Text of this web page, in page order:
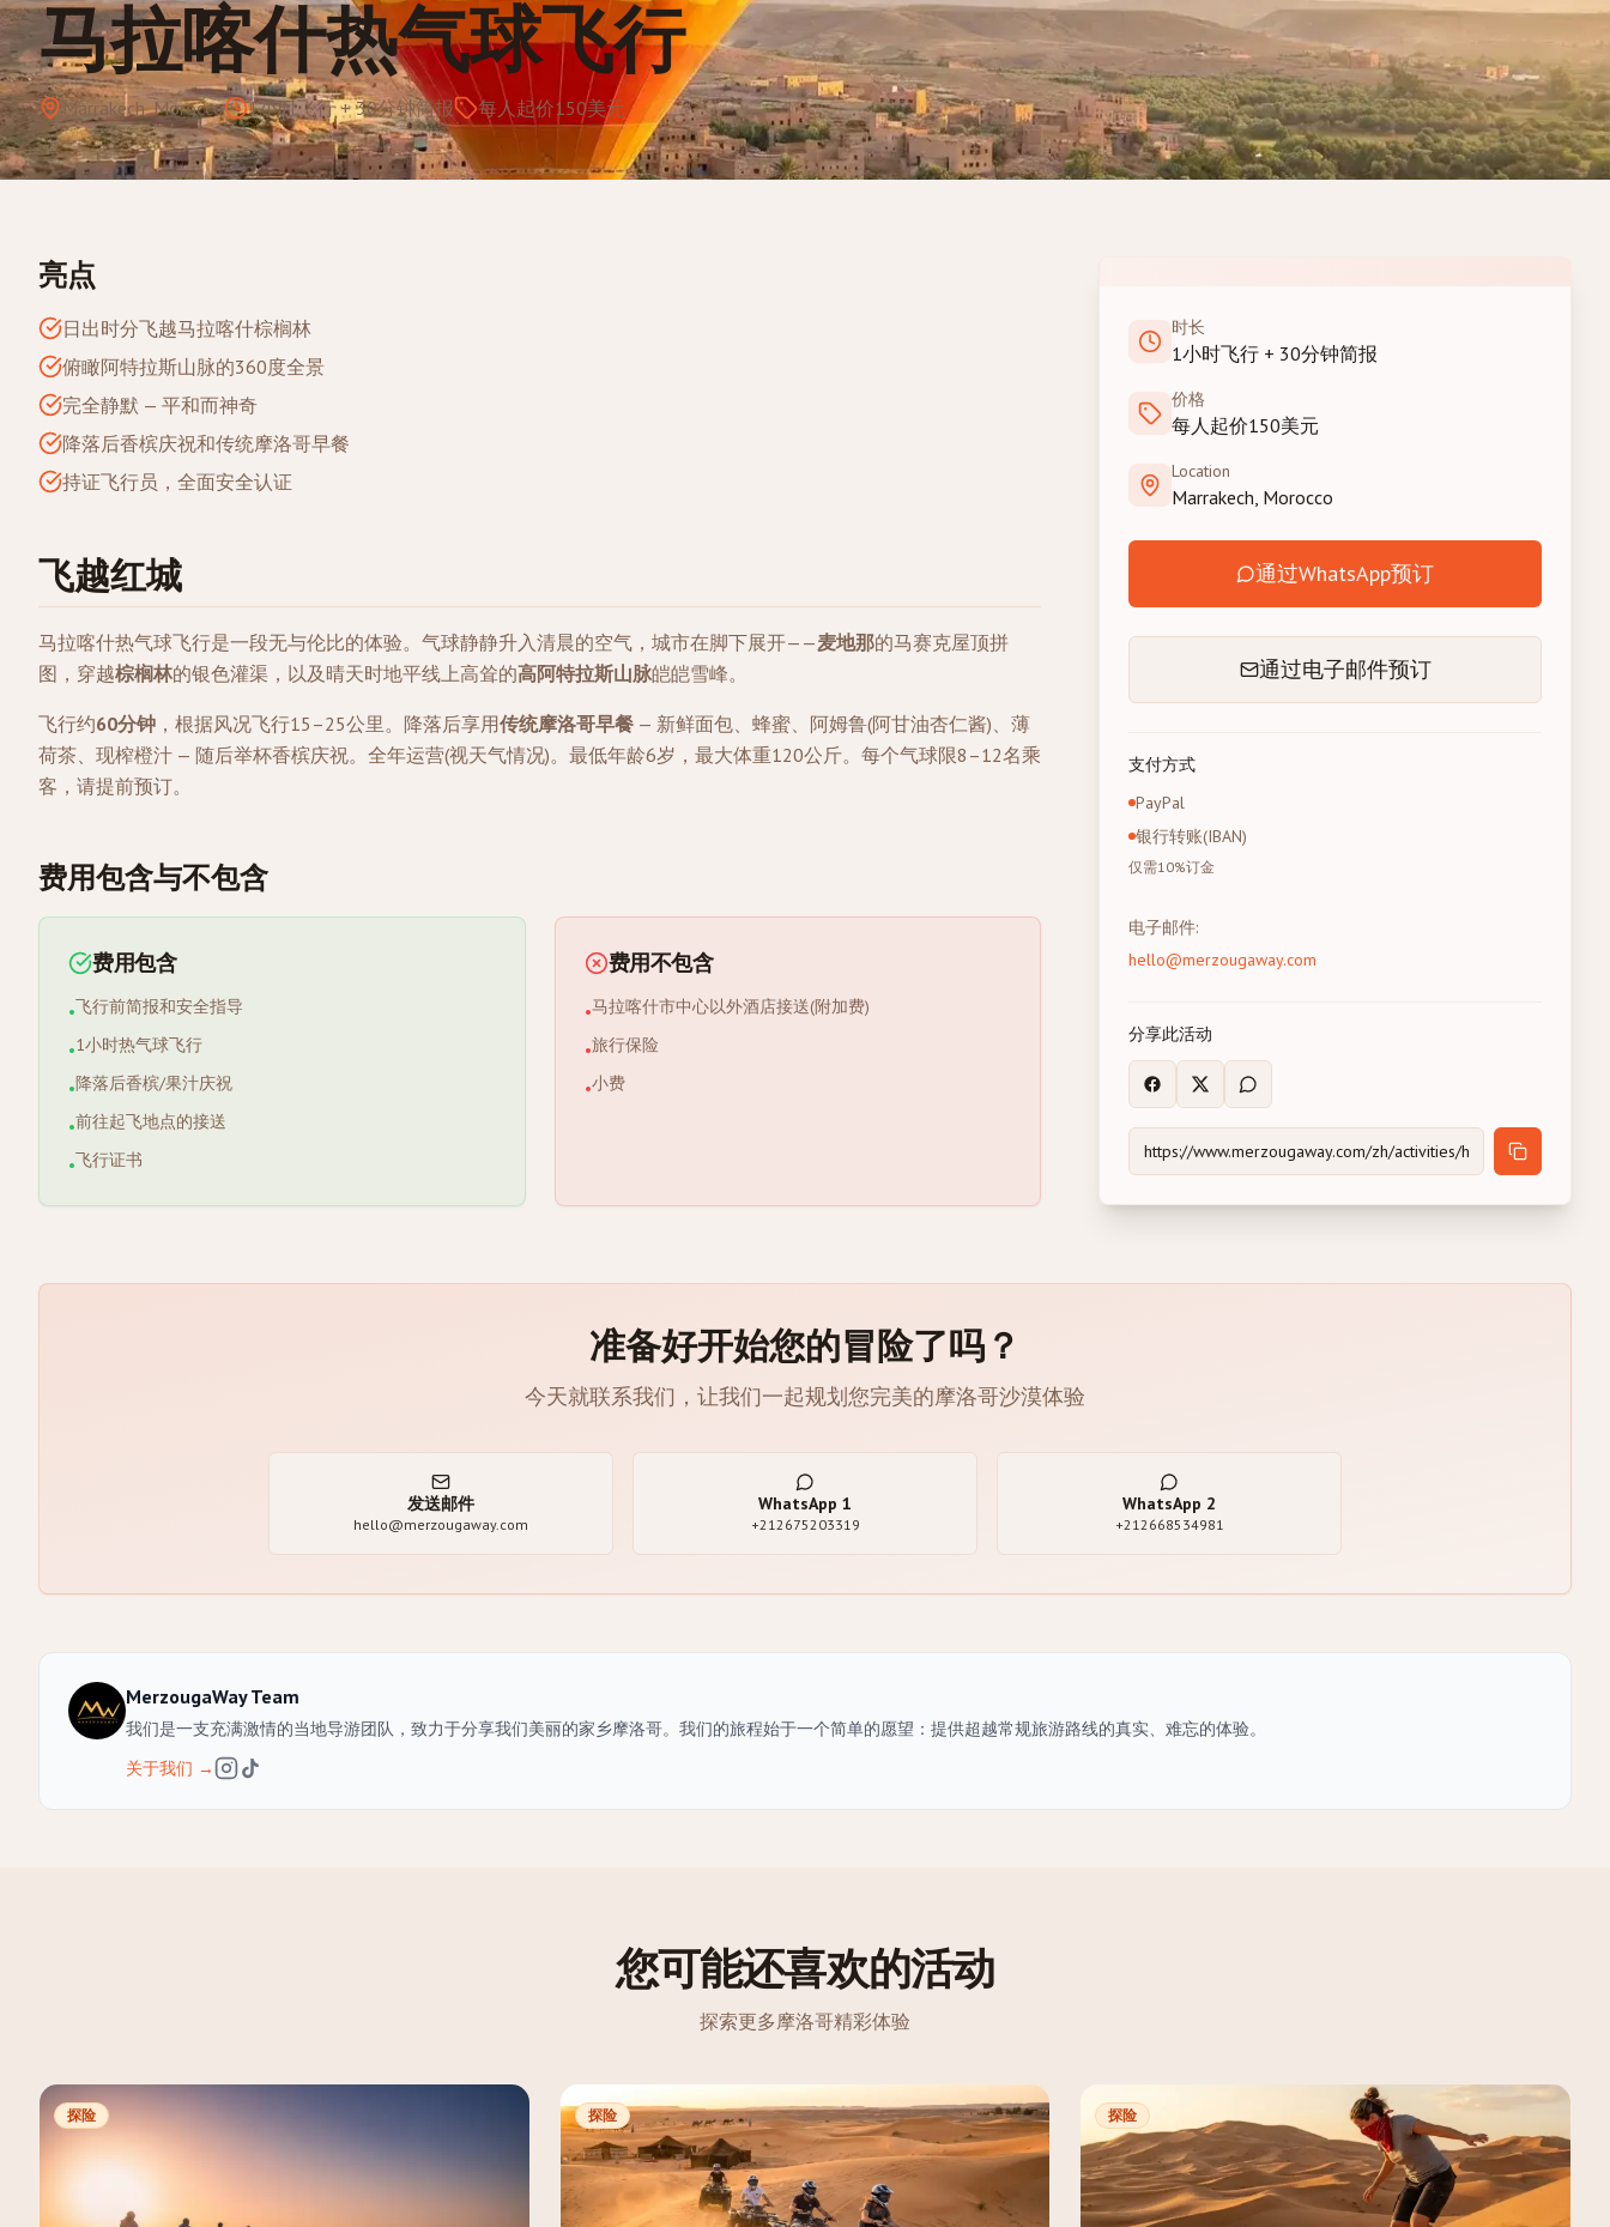
马拉喀什热气球飞行
Marrakech, Morocco 1小时飞行 + 30分钟简报 每人起价150美元
亮点
日出时分飞越马拉喀什棕榈林
俯瞰阿特拉斯山脉的360度全景
完全静默 — 平和而神奇
降落后香槟庆祝和传统摩洛哥早餐
持证飞行员，全面安全认证
飞越红城
马拉喀什热气球飞行是一段无与伦比的体验。气球静静升入清晨的空气，城市在脚下展开——麦地那的马赛克屋顶拼
图，穿越棕榈林的银色灌渠，以及晴天时地平线上高耸的高阿特拉斯山脉皑皑雪峰。
飞行约60分钟 ，根据风况飞行15–25公里。降落后享用传统摩洛哥早餐 — 新鲜面包、蜂蜜、阿姆鲁(阿甘油杏仁酱)、薄
荷茶、现榨橙汁 — 随后举杯香槟庆祝。全年运营(视天气情况)。最低年龄6岁，最大体重120公斤。每个气球限8–12名乘
客，请提前预订。
费用包含与不包含
费用包含
•飞行前简报和安全指导
•1小时热气球飞行
•降落后香槟/果汁庆祝
•前往起飞地点的接送
•飞行证书
费用不包含
•马拉喀什市中心以外酒店接送(附加费)
•旅行保险
•小费
时长
1小时飞行 + 30分钟简报
价格
每人起价150美元
Location
Marrakech, Morocco
通过WhatsApp预订
通过电子邮件预订
支付方式
PayPal
银行转账(IBAN)
仅需10%订金
电子邮件:
hello@merzougaway.com
分享此活动
准备好开始您的冒险了吗？
今天就联系我们，让我们一起规划您完美的摩洛哥沙漠体验
发送邮件
hello@merzougaway.com
WhatsApp 1
+212675203319
WhatsApp 2
+212668534981
MerzougaWay Team
我们是一支充满激情的当地导游团队，致力于分享我们美丽的家乡摩洛哥。我们的旅程始于一个简单的愿望：提供超越常规旅游路线的真实、难忘的体验。
关于我们 →
您可能还喜欢的活动
探索更多摩洛哥精彩体验
探险 探险 探险